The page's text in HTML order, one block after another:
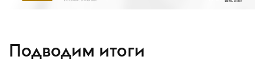
Подводим итоги